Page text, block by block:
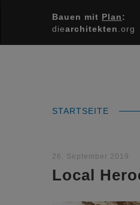
Bauen mit Plan:
diearchitekten .org
STARTSEITE
26. September 2019
Local